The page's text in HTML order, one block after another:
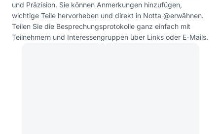
und Präzision. Sie können Anmerkungen hinzufügen,
wichtige Teile hervorheben und direkt in Notta @erwähnen.
Teilen Sie die Besprechungsprotokolle ganz einfach mit
Teilnehmern und Interessengruppen über Links oder E-Mails.